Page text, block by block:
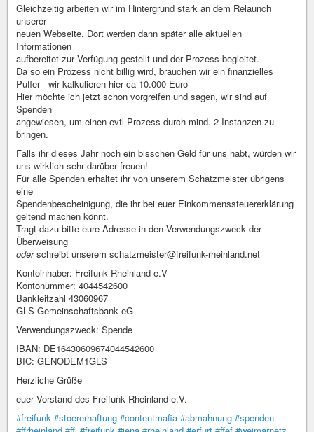
Gleichzeitig arbeiten wir im Hintergrund stark an dem Relaunch
unserer
neuen Webseite. Dort werden dann später alle aktuellen
Informationen
aufbereitet zur Verfügung gestellt und der Prozess begleitet.
Da so ein Prozess nicht billig wird, brauchen wir ein finanzielles
Puffer - wir kalkulieren hier ca 10.000 Euro
Hier möchte ich jetzt schon vorgreifen und sagen, wir sind auf
Spenden
angewiesen, um einen evtl Prozess durch mind. 2 Instanzen zu
bringen.
Falls ihr dieses Jahr noch ein bisschen Geld für uns habt, würden wir
uns wirklich sehr darüber freuen!
Für alle Spenden erhaltet ihr von unserem Schatzmeister übrigens
eine
Spendenbescheinigung, die ihr bei euer Einkommenssteuererklärung
geltend machen könnt.
Tragt dazu bitte eure Adresse in den Verwendungszweck der
Überweisung
oderschreibt unserem schatzmeister@freifunk-rheinland.net
Kontoinhaber: Freifunk Rheinland e.V
Kontonummer: 4044542600
Bankleitzahl 43060967
GLS Gemeinschaftsbank eG
Verwendungszweck: Spende
IBAN: DE16430609674044542600
BIC: GENODEM1GLS
Herzliche Grüße
euer Vorstand des Freifunk Rheinland e.V.
#freifunk #stoererhaftung #contentmafia #abmahnung #spenden